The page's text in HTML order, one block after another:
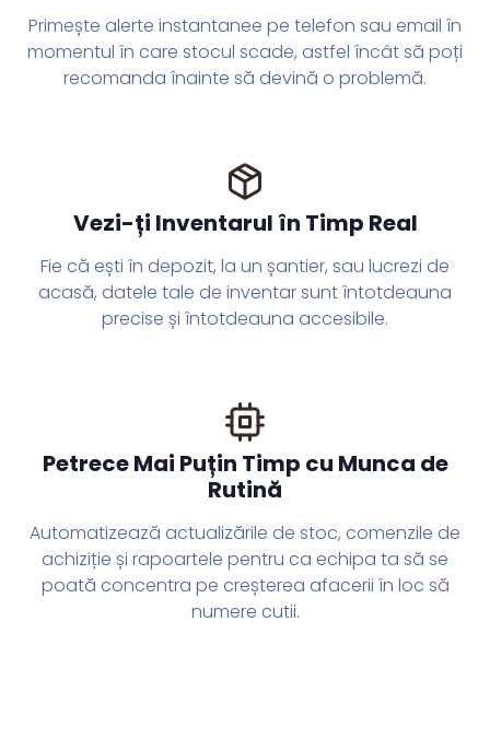
Primește alerte instantanee pe telefon sau email în
momentul în care stocul scade, astfel încât să poți
recomanda înainte să devină o problemă.
Vezi-ți Inventarul în Timp Real
Fie că ești în depozit, la un șantier, sau lucrezi de
acasă, datele tale de inventar sunt întotdeauna
precise și întotdeauna accesibile.
Petrece Mai Puțin Timp cu Munca de
Rutină
Automatizează actualizările de stoc, comenzile de
achiziție și rapoartele pentru ca echipa ta să se
poată concentra pe creșterea afacerii în loc să
numere cutii.